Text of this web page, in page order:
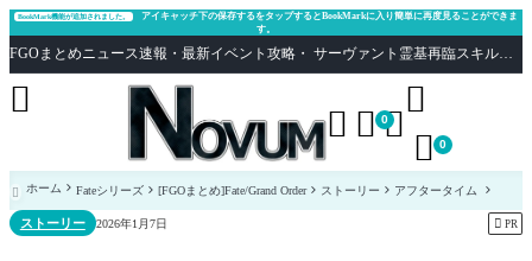
BookMark機能が追加されました。
アイキャッチ下の保存するをタップするとBookMarkに入り簡単に再度見ることができま
す。
FGOまとめニュース速報・最新イベント攻略・ サーヴァント霊基再臨スキル性能評価まとめ Fate/Grand Order
  0

 0

 ホーム Fateシリーズ [FGOまとめ]Fate/Grand Order ストーリー アフタータイム
ストーリー 2026年1月7日  PR